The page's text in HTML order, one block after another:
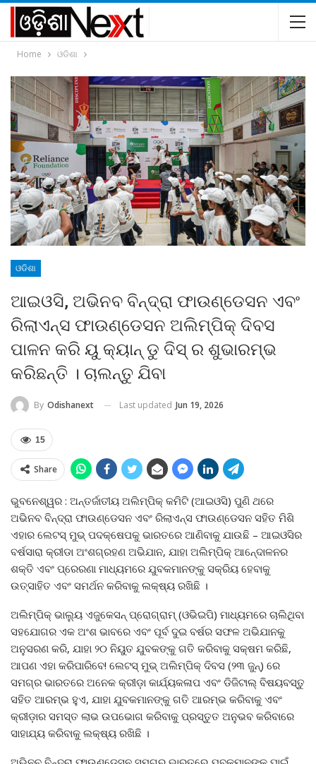
Home ଓଡିଶା
ଓଡିଶା
ଆଇଓସି, ଅଭିନବ ବିନ୍ଦ୍ରା ଫାଉଣ୍ଡେସନ ଏବଂ
ରିଲାଏନ୍ସ ଫାଉଣ୍ଡେସନ ଅଲିମ୍ପିକ୍ ଦିବସ
ପାଳନ କରି ୟୁ କ୍ୟାନ୍ ଡୁ ଦିସ୍ ର ଶୁଭାରମ୍ଭ
କରିଛନ୍ତି । ଚାଲନ୍ତୁ ଯିବା
By Odishanext Last updated Jun 19, 2026
15
Share
ଭୁବନେଶ୍ୱର : ଅନ୍ତର୍ଜାତୀୟ ଅଲିମ୍ପିକ୍ କମିଟି (ଆଇଓସି) ପୁଣି ଥରେ
ଅଭିନବ ବିନ୍ଦ୍ରା ଫାଉଣ୍ଡେସନ ଏବଂ ରିଲାଏନ୍ସ ଫାଉଣ୍ଡେସନ ସହିତ ମିଶି
ଏହାର ଲେଟସ୍ ମୁଭ୍ ପଦକ୍ଷେପକୁ ଭାରତରେ ଆଣିବାକୁ ଯାଉଛି – ଆଇଓସିର
ବର୍ଷସାରା କ୍ରୀଡା ଅଂଶଗ୍ରହଣ ଅଭିଯାନ, ଯାହା ଅଲିମ୍ପିକ୍ ଆନେ୍ଦାଳନର
ଶକ୍ତି ଏବଂ ପ୍ରେରଣା ମାଧ୍ୟମରେ ଯୁବକମାନଙ୍କୁ ସକ୍ରିୟ ହେବାକୁ
ଉତ୍ସାହିତ ଏବଂ ସମର୍ଥନ କରିବାକୁ ଲକ୍ଷ୍ୟ ରଖିଛି ।
ଅଲିମ୍ପିକ୍ ଭାଲ୍ୟୁ ଏଜୁକେସନ୍ ପ୍ରୋଗ୍ରାମ୍ (ଓଭିଇପି) ମାଧ୍ୟମରେ ଚାଲିଥିବା
ସହଯୋଗର ଏକ ଅଂଶ ଭାବରେ ଏବଂ ପୂର୍ବ ଦୁଇ ବର୍ଷର ସଫଳ ଅଭିଯାନକୁ
ଅନୁସରଣ କରି, ଯାହା ୨୦ ନିୟୁତ ଯୁବକଙ୍କୁ ଗତି କରିବାକୁ ସକ୍ଷମ କରିଛି,
ଆପଣ ଏହା କରିପାରିବେ! ଲେଟସ୍ ମୁଭ୍ ଅଲିମ୍ପିକ୍ ଦିବସ (୨୩ ଜୁନ୍) ରେ
ସମଗ୍ର ଭାରତରେ ଅନେକ କ୍ରୀଡ଼ା କାର୍ଯ୍ୟକଳାପ ଏବଂ ଡିଜିଟାଲ୍ ବିଷୟବସ୍ତୁ
ସହିତ ଆରମ୍ଭ ହୁଏ, ଯାହା ଯୁବକମାନଙ୍କୁ ଗତି ଆରମ୍ଭ କରିବାକୁ ଏବଂ
କ୍ରୀଡ଼ାର ସମସ୍ତ ଲାଭ ଉପଭୋଗ କରିବାକୁ ପ୍ରସ୍ତୁତ ଅନୁଭବ କରିବାରେ
ସାହାଯ୍ୟ କରିବାକୁ ଲକ୍ଷ୍ୟ ରଖିଛି ।